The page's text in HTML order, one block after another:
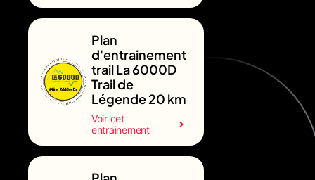
Plan
d'entrainement
trail La 6000D
Trail de
Légende 20 km
Voir cet
entrainement